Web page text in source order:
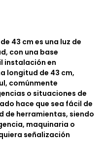
43 cm es una luz de
con una base
instalación en
longitud de 43 cm,
comúnmente
o situaciones de
hace que sea fácil de
de herramientas, siendo
maquinaria o
señalización